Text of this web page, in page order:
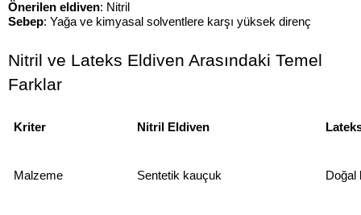
Önerilen eldiven: Nitril
Sebep: Yağa ve kimyasal solventlere karşı yüksek direnç
Nitril ve Lateks Eldiven Arasındaki Temel
Farklar
Kriter Nitril Eldiven
Malzeme Sentetik kauçuk Doğal